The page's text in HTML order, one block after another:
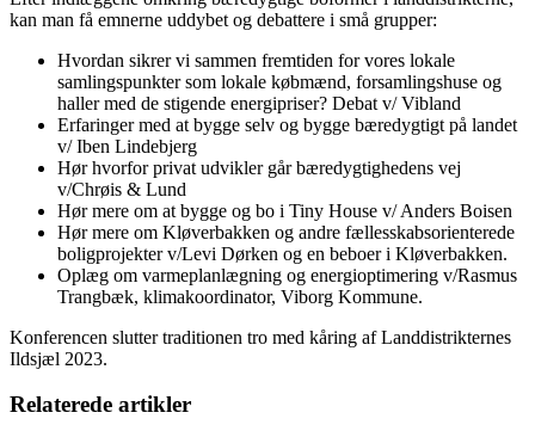
kan man få emnerne uddybet og debattere i små grupper:
Hvordan sikrer vi sammen fremtiden for vores lokale
samlingspunkter som lokale købmænd, forsamlingshuse og
haller med de stigende energipriser? Debat v/ Vibland
Erfaringer med at bygge selv og bygge bæredygtigt på landet
v/ Iben Lindebjerg
Hør hvorfor privat udvikler går bæredygtighedens vej
v/Chrøis & Lund
Hør mere om at bygge og bo i Tiny House v/ Anders Boisen
Hør mere om Kløverbakken og andre fællesskabsorienterede
boligprojekter v/Levi Dørken og en beboer i Kløverbakken.
Oplæg om varmeplanlægning og energioptimering v/Rasmus
Trangbæk, klimakoordinator, Viborg Kommune.
Konferencen slutter traditionen tro med kåring af Landdistrikternes
Ildsjæl 2023.
Relaterede artikler